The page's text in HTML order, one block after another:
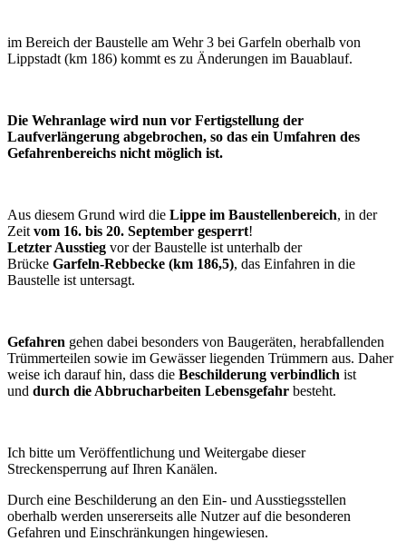
im Bereich der Baustelle am Wehr 3 bei Garfeln oberhalb von
Lippstadt (km 186) kommt es zu Änderungen im Bauablauf.
Die Wehranlage wird nun vor Fertigstellung der
Laufverlängerung abgebrochen, so das ein Umfahren des
Gefahrenbereichs nicht möglich ist.
Aus diesem Grund wird die Lippe im Baustellenbereich, in der
Zeit vom 16. bis 20. September gesperrt!
Letzter Ausstieg vor der Baustelle ist unterhalb der
Brücke Garfeln-Rebbecke (km 186,5), das Einfahren in die
Baustelle ist untersagt.
Gefahren gehen dabei besonders von Baugeräten, herabfallenden
Trümmerteilen sowie im Gewässer liegenden Trümmern aus. Daher
weise ich darauf hin, dass die Beschilderung verbindlich ist
und durch die Abbrucharbeiten Lebensgefahr besteht.
Ich bitte um Veröffentlichung und Weitergabe dieser
Streckensperrung auf Ihren Kanälen.
Durch eine Beschilderung an den Ein- und Ausstiegsstellen
oberhalb werden unsererseits alle Nutzer auf die besonderen
Gefahren und Einschränkungen hingewiesen.